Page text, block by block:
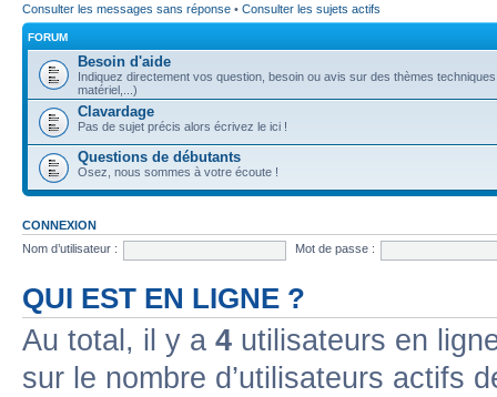
Consulter les messages sans réponse • Consulter les sujets actifs
FORUM
Besoin d'aide
Indiquez directement vos question, besoin ou avis sur des thèmes
matériel,...)
Clavardage
Pas de sujet précis alors écrivez le ici !
Questions de débutants
Osez, nous sommes à votre écoute !
CONNEXION
Nom d’utilisateur :
Mot de passe :
QUI EST EN LIGNE ?
Au total, il y a 4 utilisateurs en
sur le nombre d’utilisateurs actifs